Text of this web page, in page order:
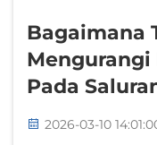
Bagaimana
Mengurangi
Pada
2026-03-10